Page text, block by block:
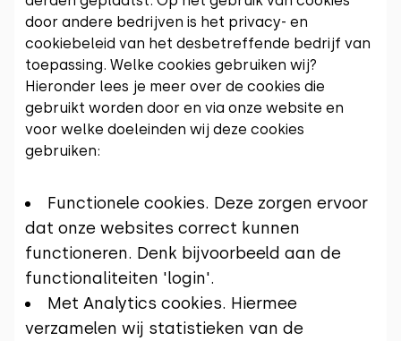
door andere bedrijven is het privacy- en
cookiebeleid van het desbetreffende bedrijf van
toepassing. Welke cookies gebruiken wij?
Hieronder lees je meer over de cookies die
gebruikt worden door en via onze website en
voor welke doeleinden wij deze cookies
gebruiken:
Functionele cookies. Deze zorgen ervoor
dat onze websites correct kunnen
functioneren. Denk bijvoorbeeld aan de
functionaliteiten 'login'.
Met Analytics cookies. Hiermee
verzamelen wij statistieken van de